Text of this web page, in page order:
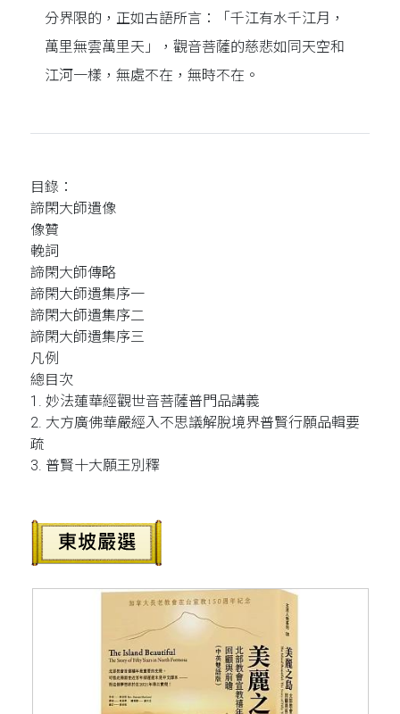
分界限的，正如古語所言：「千江有水千江月，
萬里無雲萬里天」，觀音菩薩的慈悲如同天空和
江河一樣，無處不在，無時不在。
目錄：
諦閑大師遺像
像贊
輓詞
諦閑大師傳略
諦閑大師遺集序一
諦閑大師遺集序二
諦閑大師遺集序三
凡例
總目次
1. 妙法蓮華經觀世音菩薩普門品講義
2. 大方廣佛華嚴經入不思議解脫境界普賢行願品輯要
疏
3. 普賢十大願王別釋